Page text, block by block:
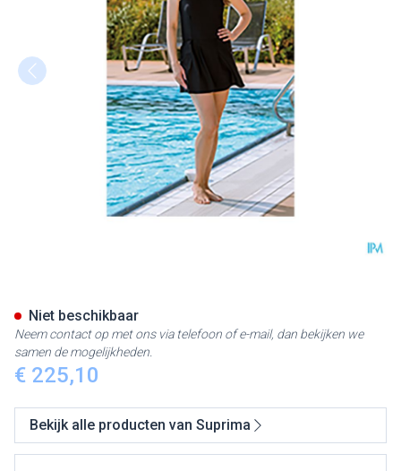
€ 225,10
Niet beschikbaar
Neem contact op met ons via telefoon of e-mail, dan bekijken we
samen de mogelijkheden.
Bekijk alle producten van Suprima